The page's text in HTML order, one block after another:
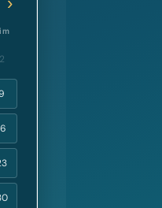
2